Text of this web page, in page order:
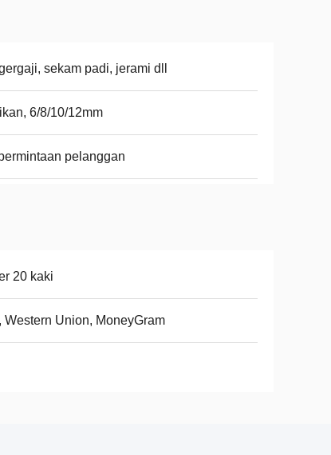
sekam padi, jerami dll
6/8/10/12mm
pelanggan
20 kaki
Western Union, MoneyGram